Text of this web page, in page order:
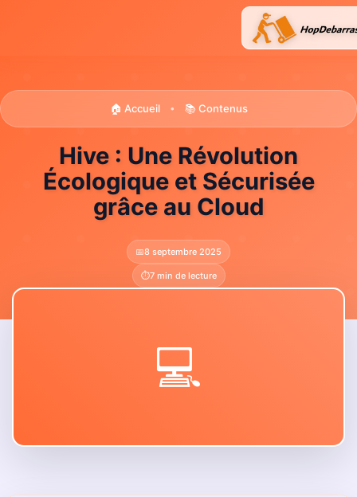
🏠 Accueil • 📚 Contenus
Hive : Une Révolution
Écologique et Sécurisée
grâce au Cloud
📅8 septembre 2025
⏱️7 min de lecture
💻